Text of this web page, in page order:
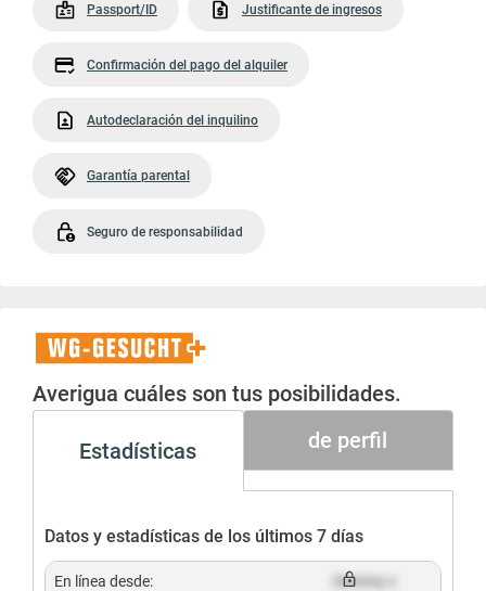
Passport/ID Justificante de ingresos
Confirmación del pago del alquiler
Autodeclaración del inquilino
Garantía parental
Seguro de responsabilidad
WG-
Gesucht+
Averigua cuáles son tus posibilidades.
Estadísticas de perfil
Datos y estadísticas de los últimos 7 días
En línea desde: Dummy x